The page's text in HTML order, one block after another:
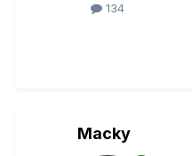
134
Macky